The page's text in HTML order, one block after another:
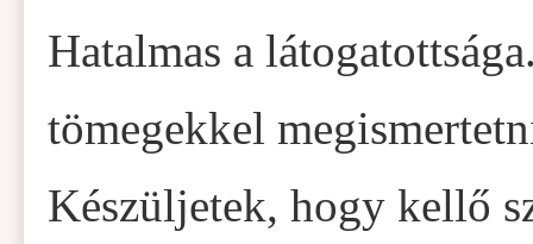
Hatalmas a
tömegekkel
Készüljetek, hogy kellő